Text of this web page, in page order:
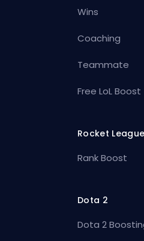
Wins
Coaching
Teammate
Free LoL Boost
Rocket League
Rank Boost
Dota 2
Dota 2